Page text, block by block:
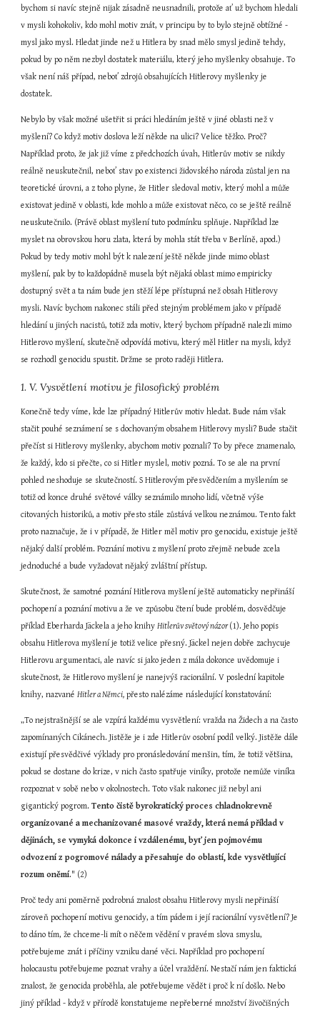
bychom si navíc stejně nijak zásadně neusnadnili, protože ať už bychom hledali
v mysli kohokoliv, kdo mohl motiv znát, v principu by to bylo stejně obtížné -
mysl jako mysl. Hledat jinde než u Hitlera by snad mělo smysl jedině tehdy,
pokud by po něm nezbyl dostatek materiálu, který jeho myšlenky obsahuje. To
však není náš případ, neboť zdrojů obsahujících Hitlerovy myšlenky je
dostatek.
Nebylo by však možné ušetřit si práci hledáním ještě v jiné oblasti než v
myšlení? Co když motiv doslova leží někde na ulici? Velice těžko. Proč?
Například proto, že jak již víme z předchozích úvah, Hitlerův motiv se nikdy
reálně neuskutečnil, neboť stav po existenci židovského národa zůstal jen na
teoretické úrovni, a z toho plyne, že Hitler sledoval motiv, který mohl a může
existovat jedině v oblasti, kde mohlo a může existovat něco, co se ještě reálně
neuskutečnilo. (Právě oblast myšlení tuto podmínku splňuje. Například lze
myslet na obrovskou horu zlata, která by mohla stát třeba v Berlíně, apod.)
Pokud by tedy motiv mohl být k nalezení ještě někde jinde mimo oblast
myšlení, pak by to každopádně musela být nějaká oblast mimo empiricky
dostupný svět a ta nám bude jen stěží lépe přístupná než obsah Hitlerovy
mysli. Navíc bychom nakonec stáli před stejným problémem jako v případě
hledání u jiných nacistů, totiž zda motiv, který bychom případně nalezli mimo
Hitlerovo myšlení, skutečně odpovídá motivu, který měl Hitler na mysli, když
se rozhodl genocidu spustit. Držme se proto raději Hitlera.
1. V. Vysvětlení motivu je filosofický problém
Konečně tedy víme, kde lze případný Hitlerův motiv hledat. Bude nám však
stačit pouhé seznámení se s dochovaným obsahem Hitlerovy mysli? Bude stačit
přečíst si Hitlerovy myšlenky, abychom motiv poznali? To by přece znamenalo,
že každý, kdo si přečte, co si Hitler myslel, motiv pozná. To se ale na první
pohled neshoduje se skutečností. S Hitlerovým přesvědčením a myšlením se
totiž od konce druhé světové války seznámilo mnoho lidí, včetně výše
citovaných historiků, a motiv přesto stále zůstává velkou neznámou. Tento fakt
proto naznačuje, že i v případě, že Hitler měl motiv pro genocidu, existuje ještě
nějaký další problém. Poznání motivu z myšlení proto zřejmě nebude zcela
jednoduché a bude vyžadovat nějaký zvláštní přístup.
Skutečnost, že samotné poznání Hitlerova myšlení ještě automaticky nepřináší
pochopení a poznání motivu a že ve způsobu čtení bude problém, dosvědčuje
příklad Eberharda Jäckela a jeho knihy Hitlerův světový názor (1). Jeho popis
obsahu Hitlerova myšlení je totiž velice přesný. Jäckel nejen dobře zachycuje
Hitlerovu argumentaci, ale navíc si jako jeden z mála dokonce uvědomuje i
skutečnost, že Hitlerovo myšlení je nanejvýš racionální. V poslední kapitole
knihy, nazvané Hitler a Němci, přesto nalézáme následující konstatování:
„To nejstrašnější se ale vzpírá každému vysvětlení: vražda na Židech a na často
zapomínaných Cikánech. Jistěže je i zde Hitlerův osobní podíl velký. Jistěže dále
existují přesvědčivé výklady pro pronásledování menšin, tím, že totiž většina,
pokud se dostane do krize, v nich často spatřuje viníky, protože nemůže viníka
rozpoznat v sobě nebo v okolnostech. Toto však nakonec již nebyl ani
gigantický pogrom. Tento čistě byrokratický proces chladnokrevně
organizované a mechanizované masové vraždy, která nemá příklad v
dějinách, se vymyká dokonce i vzdálenému, byť jen pojmovému
odvození z pogromové nálady a přesahuje do oblastí, kde vysvětlující
rozum oněmí." (2)
Proč tedy ani poměrně podrobná znalost obsahu Hitlerovy mysli nepřináší
zároveň pochopení motivu genocidy, a tím pádem i její racionální vysvětlení? Je
to dáno tím, že chceme-li mít o něčem vědění v pravém slova smyslu,
potřebujeme znát i příčiny vzniku dané věci. Například pro pochopení
holocaustu potřebujeme poznat vrahy a účel vraždění. Nestačí nám jen faktická
znalost, že genocida proběhla, ale potřebujeme vědět i proč k ní došlo. Nebo
jiný příklad - když v přírodě konstatujeme nepřeberné množství živočišných